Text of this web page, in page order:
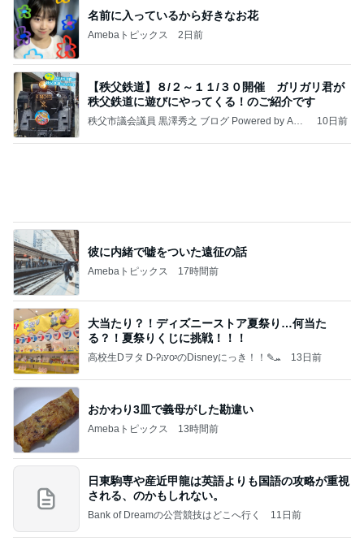
名前に入っているから好きなお花
Amebaトピックス 2日前
【秩父鉄道】８/２～１１/３０開催 ガリガリ君が
秩父鉄道に遊びにやってくる！のご紹介です
秩父市議会議員 黒澤秀之 ブログ Powered by Ame
10日前
彼に内緒で嘘をついた遠征の話
Amebaトピックス 17時間前
大当たり？！ディズニーストア夏祭り…何当た
る？！夏祭りくじに挑戦！！！
高校生Dヲタ Ꭰ-ᎮꭵꭹꭴのDisneyにっき！！✎ܚ 13日前
おかわり3皿で義母がした勘違い
Amebaトピックス 13時間前
日東駒専や産近甲龍は英語よりも国語の攻略が重視
される、のかもしれない。
Bank of Dreamの公営競技はどこへ行く 11日前